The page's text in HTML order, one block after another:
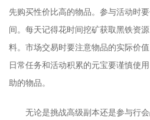
先购买性价比高的物品。参与活动时
间。每天记得花时间挖矿获取黑铁资
料。市场交易时要注意物品的实际价
日常任务和活动积累的元宝要谨慎使
助的物品。
无论是挑战高级副本还是参与行